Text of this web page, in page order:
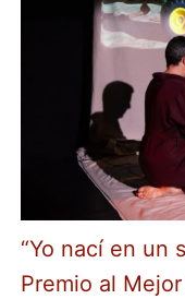
“Yo nací en un
Premio al